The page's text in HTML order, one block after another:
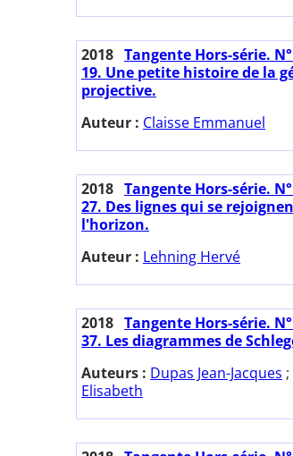
2018 Tangente Hors-série.
19. Une petite histoire de la
projective.
Auteur : Claisse Emmanuel
2018 Tangente Hors-série.
27. Des lignes qui se
l'horizon.
Auteur : Lehning Hervé
2018 Tangente Hors-série.
37. Les diagrammes de
Auteurs : Dupas Jean-Jacques ;
Elisabeth